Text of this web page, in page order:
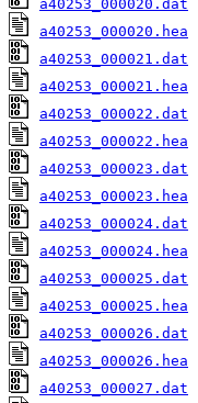
a40253_000020.dat
a40253_000020.hea
a40253_000021.dat
a40253_000021.hea
a40253_000022.dat
a40253_000022.hea
a40253_000023.dat
a40253_000023.hea
a40253_000024.dat
a40253_000024.hea
a40253_000025.dat
a40253_000025.hea
a40253_000026.dat
a40253_000026.hea
a40253_000027.dat